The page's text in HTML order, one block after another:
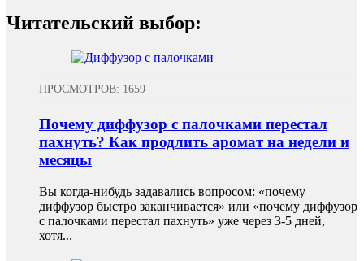
Читательский выбор:
ПРОСМОТРОВ: 1659
Почему диффузор с палочками перестал
пахнуть? Как продлить аромат на недели и
месяцы
Вы когда-нибудь задавались вопросом: «почему
диффузор быстро заканчивается» или «почему диффузор
с палочками перестал пахнуть» уже через 3-5 дней,
хотя...